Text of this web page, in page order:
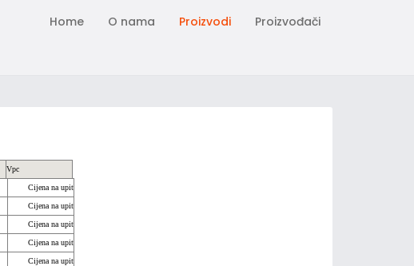
Home O nama Proizvodi Proizvođači
Vpc
Cijena na upit
Cijena na upit
Cijena na upit
Cijena na upit
Cijena na upit